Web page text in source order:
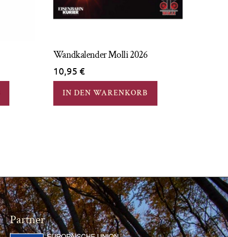
Wandkalender Molli 2026
10,95 €
IN DEN WARENKORB
Partner